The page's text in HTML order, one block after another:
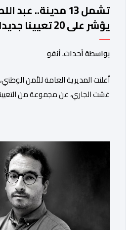
تشمل 13 مدينة..
يؤشر على 20
المسؤولية بمصالح الأمن
بواسطة أحداث. أنفو
غشت الجاري، عن مجموعة من
والعيون والدار البيضاء وبني ملال
وذلك في إطار دينامية داخلية تهدف
والاستعانة بكفاءات أمنية شابة